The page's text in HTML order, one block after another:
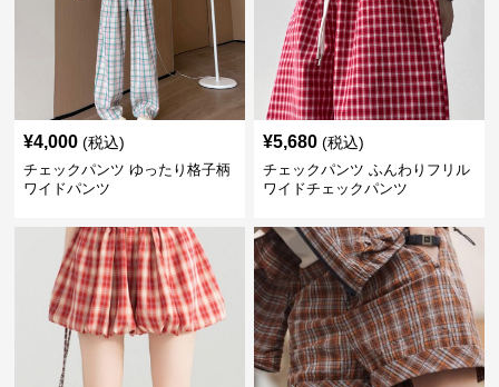
¥4,000 (税込)
チェックパンツ ゆったり格子柄
ワイドパンツ
¥5,680 (税込)
チェックパンツ ふんわりフリル
ワイドチェックパンツ